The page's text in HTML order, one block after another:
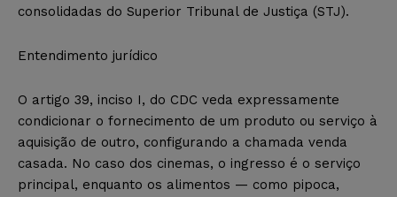
consolidadas do Superior Tribunal de Justiça (STJ).
Entendimento jurídico
O artigo 39, inciso I, do CDC veda expressamente
condicionar o fornecimento de um produto ou serviço à
aquisição de outro, configurando a chamada venda
casada. No caso dos cinemas, o ingresso é o serviço
principal, enquanto os alimentos — como pipoca,